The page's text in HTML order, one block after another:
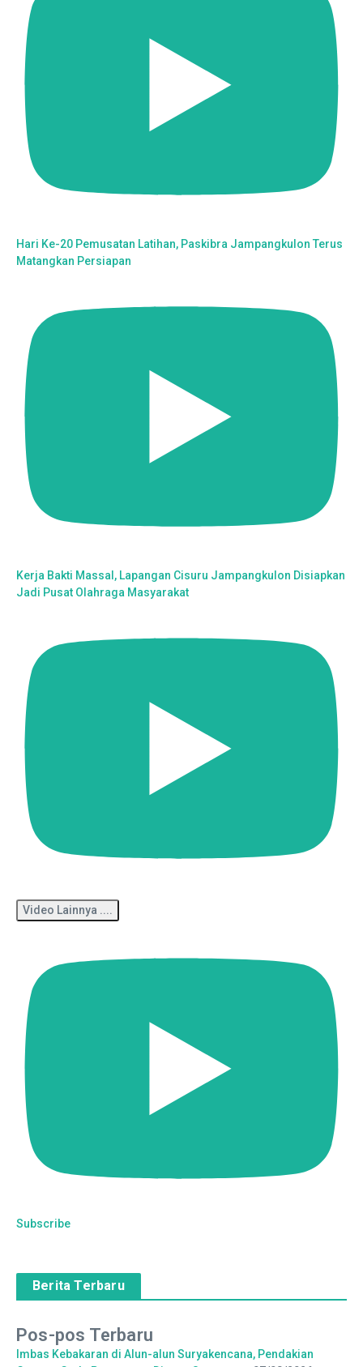
Hari Ke-20 Pemusatan Latihan, Paskibra Jampangkulon Terus
Matangkan Persiapan
Kerja Bakti Massal, Lapangan Cisuru Jampangkulon Disiapkan
Jadi Pusat Olahraga Masyarakat
Video Lainnya ....
Subscribe
Berita Terbaru
Pos-pos Terbaru
Imbas Kebakaran di Alun-alun Suryakencana, Pendakian